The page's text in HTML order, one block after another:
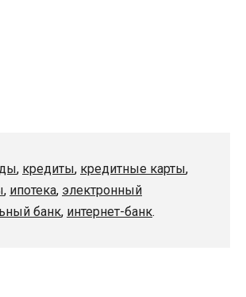
, кредиты, кредитные карты,
, ипотека, электронный
банк, интернет-банк.